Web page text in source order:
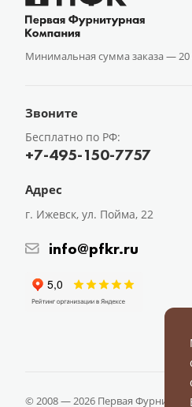
Минимальная сумма заказа —
Звоните
Бесплатно по РФ:
+7-495-150-7757
Адрес
г. Ижевск, ул. Пойма, 22
info@pfkr.ru
© 2008 — 2026 Первая